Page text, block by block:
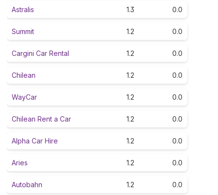
Astralis 1.3 0.0
Summit 1.2 0.0
Cargini Car Rental 1.2 0.0
Chilean 1.2 0.0
WayCar 1.2 0.0
Chilean Rent a Car 1.2 0.0
Alpha Car Hire 1.2 0.0
Aries 1.2 0.0
Autobahn 1.2 0.0